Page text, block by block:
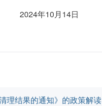
2024年10月14日
理结果的通知》的政策解读